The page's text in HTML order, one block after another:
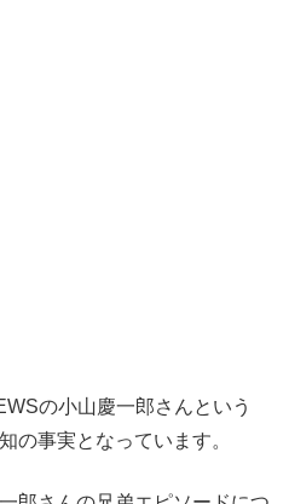
の小山慶一郎さんという
の事実となっています。